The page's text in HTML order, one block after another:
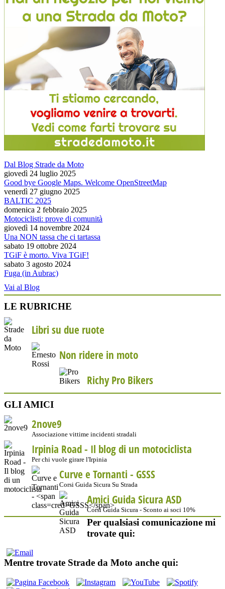
Dal Blog Strade da Moto
giovedì 24 luglio 2025
Good bye Google Maps. Welcome OpenStreetMap
venerdì 27 giugno 2025
BALTIC 2025
domenica 2 febbraio 2025
Motociclisti: prove di comunità
giovedì 14 novembre 2024
Una NON tassa che ci tartassa
sabato 19 ottobre 2024
TGiF è morto. Viva TGiF!
sabato 3 agosto 2024
Fuga (in Aubrac)
Vai al Blog
LE RUBRICHE
Libri su due ruote
Non ridere in moto
Richy Pro Bikers
GLI AMICI
2nove9
Associazione vittime incidenti stradali
Irpinia Road - Il blog di un motociclista
Per chi vuole girare l'Irpinia
Curve e Tornanti - GSSS
Corsi Guida Sicura Su Strada
Amici Guida Sicura ASD
Corsi Guida Sicura - Sconto ai soci 10%
Per qualsiasi comunicazione mi
trovate qui:
Mentre trovate Strade da Moto anche qui: